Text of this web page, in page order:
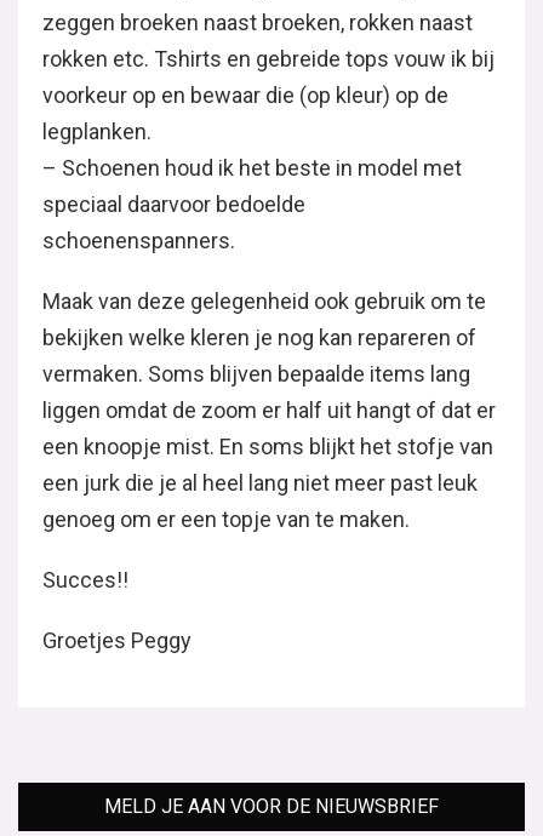
zeggen broeken naast broeken, rokken naast
rokken etc. Tshirts en gebreide tops vouw ik bij
voorkeur op en bewaar die (op kleur) op de
legplanken.
– Schoenen houd ik het beste in model met
speciaal daarvoor bedoelde
schoenenspanners.
Maak van deze gelegenheid ook gebruik om te
bekijken welke kleren je nog kan repareren of
vermaken. Soms blijven bepaalde items lang
liggen omdat de zoom er half uit hangt of dat er
een knoopje mist. En soms blijkt het stofje van
een jurk die je al heel lang niet meer past leuk
genoeg om er een topje van te maken.
Succes!!
Groetjes Peggy
MELD JE AAN VOOR DE NIEUWSBRIEF